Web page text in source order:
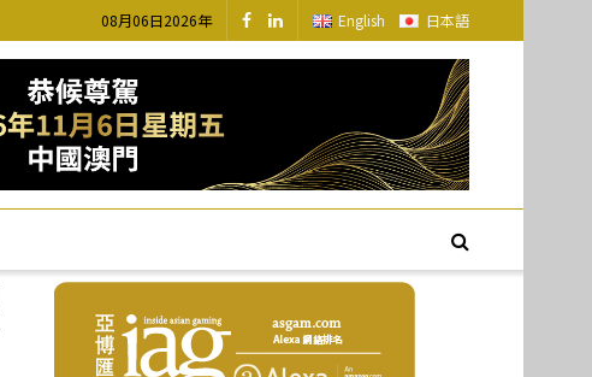
08月06日2026年 English 日本語